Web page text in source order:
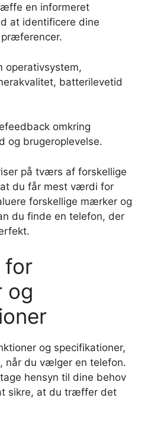
en informeret
at identificere dine
operativsystem,
batterilevetid
omkring
og brugeroplevelse.
på tværs af forskellige
du får mest værdi for
forskellige mærker og
du finde en telefon, der
for
og
og specifikationer,
når du vælger en telefon.
hensyn til dine behov
sikre, at du træffer det